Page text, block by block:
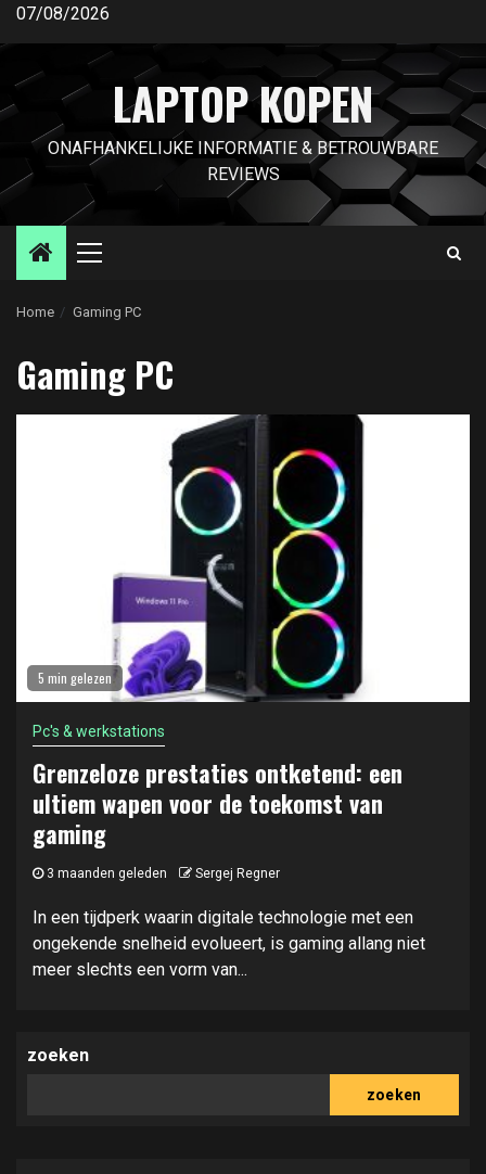
Ga
inhoud
07/08/2026
LAPTOP KOPEN
ONAFHANKELIJKE INFORMATIE & BETROUWBARE
REVIEWS
Primair
Home Gaming PC
Gaming PC
5 min gelezen
Pc's & werkstations
Grenzeloze prestaties ontketend: een
ultiem wapen voor de toekomst van
gaming
3 maanden geleden Sergej Regner
In een tijdperk waarin digitale technologie met een
ongekende snelheid evolueert, is gaming allang niet
meer slechts een vorm van...
zoeken
zoeken